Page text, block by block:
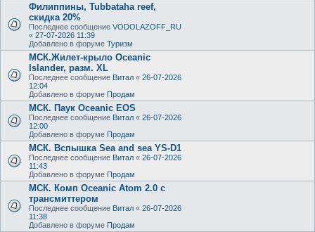
Филиппины, Tubbataha reef,
скидка 20%
Последнее сообщение VODOLAZOFF_RU
« 27-07-2026 11:39
Добавлено в форуме Туризм
МСК.Жилет-крыло Oceanic
Islander, разм. XL
Последнее сообщение Витал « 26-07-2026
12:04
Добавлено в форуме Продам
МСК. Паук Oceanic EOS
Последнее сообщение Витал « 26-07-2026
12:00
Добавлено в форуме Продам
МСК. Вспышка Sea and sea YS-D1
Последнее сообщение Витал « 26-07-2026
11:43
Добавлено в форуме Продам
МСК. Комп Oceanic Atom 2.0 с
трансмиттером
Последнее сообщение Витал « 26-07-2026
11:38
Добавлено в форуме Продам